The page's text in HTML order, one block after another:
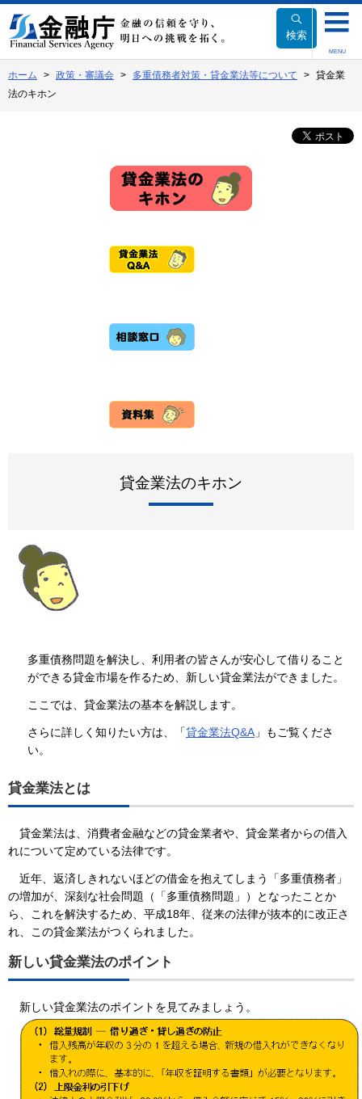
文
へ
動
検索
MENU
ホーム 政策・審議会 多重債務者対策・貸金業法等について
貸金業
法のキホン
貸金業法のキホン
多重債務問題を解決し、利用者の皆さんが安心して借りること
ができる貸金市場を作るため、新しい貸金業法ができました。
ここでは、貸金業法の基本を解説します。
さらに詳しく知りたい方は、「貸金業法Q&A 」もご覧くださ
い。
貸金業法とは
貸金業法は、消費者金融などの貸金業者や、貸金業者からの借入
れについて定めている法律です。
近年、返済しきれないほどの借金を抱えてしまう「多重債務者」
の増加が、深刻な社会問題（「多重債務問題」）となったことか
ら、これを解決するため、平成18年、従来の法律が抜本的に改正さ
れ、この貸金業法がつくられました。
新しい貸金業法のポイント
新しい貸金業法のポイントを見てみましょう。